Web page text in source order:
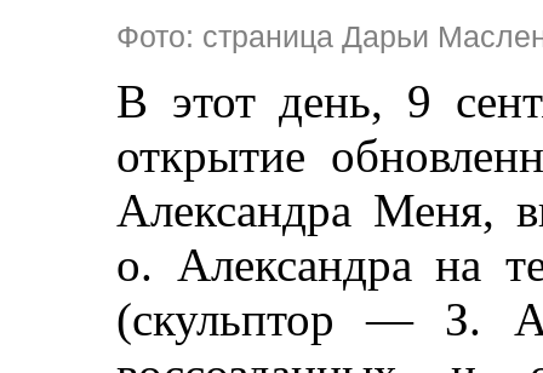
Фото: страница Дарьи
В этот день, 9
открытие
Александра Меня,
о. Александра на
(скульптор — З.